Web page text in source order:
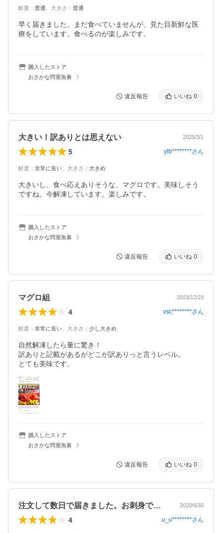
鮮度 ： 普通 大きさ ： 普通
早く届きました。まだ食べていませんが、見た目新鮮な医
療をしています。食べるのが楽しみです。
購入したストア
おさかな問屋魚奏
違反報告 いいね 0
大きい！訳ありとは思えない 2025/3/1
5 ylb********さん
鮮度 ： 非常に良い 大きさ ： 大きめ
大きいし、食べ応えありそうな、マグロです。美味しそう
ですね。今解凍しています。楽しみです。
購入したストア
おさかな問屋魚奏
違反報告 いいね 0
マグロ組 2023/12/23
4 vsc********さん
鮮度 ： 非常に良い 大きさ ： 少し大きめ
自然解凍したら量に驚き！
訳ありと記載があるがどこが訳ありっと言うレベル。
とても美味です。
購入したストア
おさかな問屋魚奏
違反報告 いいね 0
注文して数日で届きました。お刺身でもポ… 2020/6/30
4 u_u********さん